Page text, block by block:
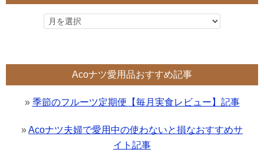
Acoナツ愛用品おすすめ記事
» 季節のフルーツ定期便【毎月実食レビュー】記事
»Acoナツ夫婦で愛用中の使わないと損なおすすめサ
イト記事